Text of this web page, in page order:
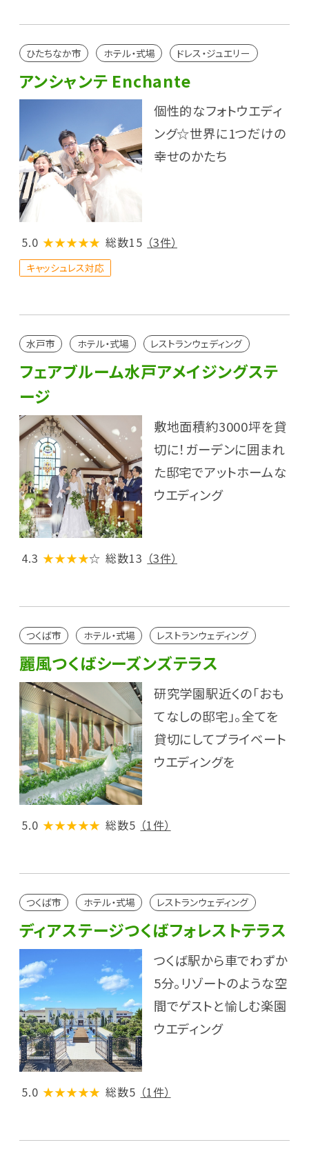
ひたちなか市 ホテル・式場 ドレス・ジュエリー
アンシャンテ Enchante
個性的なフォトウエディ
ング☆世界に1つだけの
幸せのかたち
5.0 ★★★★★ 総数15 （3件）
キャッシュレス対応
水戸市 ホテル・式場 レストランウェディング
フェアブルーム水戸アメイジングステ
ージ
敷地面積約3000坪を貸
切に！ガーデンに囲まれ
た邸宅でアットホームな
ウエディング
4.3 ★★★★☆ 総数13 （3件）
つくば市 ホテル・式場 レストランウェディング
麗風つくばシーズンズテラス
研究学園駅近くの「おも
てなしの邸宅」。全てを
貸切にしてプライベート
ウエディングを
5.0 ★★★★★ 総数5 （1件）
つくば市 ホテル・式場 レストランウェディング
ディアステージつくばフォレストテラス
つくば駅から車でわずか
5分。リゾートのような空
間でゲストと愉しむ楽園
ウエディング
5.0 ★★★★★ 総数5 （1件）